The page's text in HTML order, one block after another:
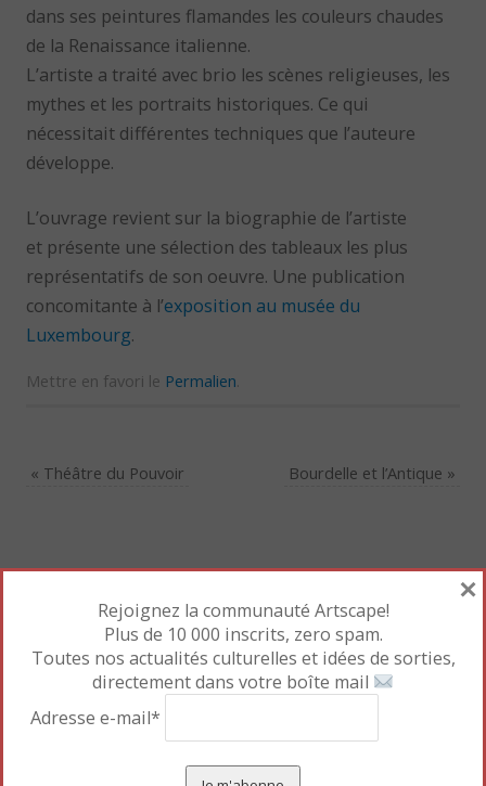
dans ses peintures flamandes les couleurs chaudes
de la Renaissance italienne.
L’artiste a traité avec brio les scènes religieuses, les
mythes et les portraits historiques. Ce qui
nécessitait différentes techniques que l’auteure
développe.
L’ouvrage revient sur la biographie de l’artiste
et présente une sélection des tableaux les plus
représentatifs de son oeuvre. Une publication
concomitante à l’exposition au musée du
Luxembourg.
Mettre en favori le Permalien.
« Théâtre du Pouvoir Bourdelle et l’Antique »
Laisser un commentaire
Votre adresse e-mail ne sera pas publiée. Les champs
obligatoires sont indiqués avec*
Commentaire
Rejoignez la communauté Artscape!
Plus de 10 000 inscrits, zero spam.
Toutes nos actualités culturelles et idées de sorties,
directement dans votre boîte mail
Adresse e-mail*
×